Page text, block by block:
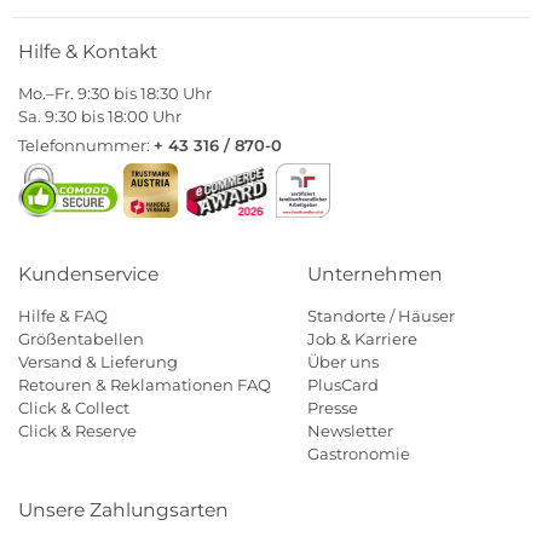
Hilfe & Kontakt
Mo.–Fr. 9:30 bis 18:30 Uhr
Sa. 9:30 bis 18:00 Uhr
Telefonnummer: + 43 316 / 870-0
Kundenservice
Hilfe & FAQ
Größentabellen
Versand & Lieferung
Retouren & Reklamationen FAQ
Click & Collect
Click & Reserve
Unternehmen
Standorte / Häuser
Job & Karriere
Über uns
PlusCard
Presse
Newsletter
Gastronomie
Unsere Zahlungsarten